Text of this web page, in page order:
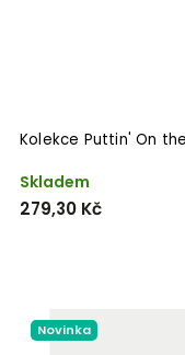
Kolekce Puttin' On
Skladem
279,30 Kč
Novinka